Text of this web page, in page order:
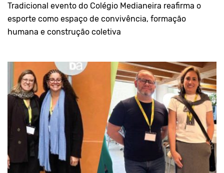
Tradicional evento do Colégio Medianeira reafirma o
esporte como espaço de convivência, formação
humana e construção coletiva